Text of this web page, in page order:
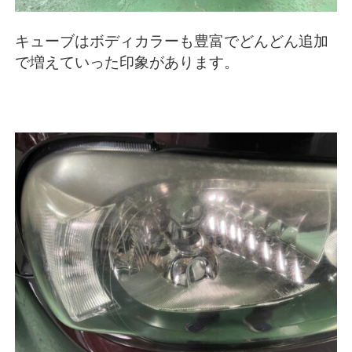
キューブはボディカラーも豊富でどんどん追加
で増えていった印象があります。